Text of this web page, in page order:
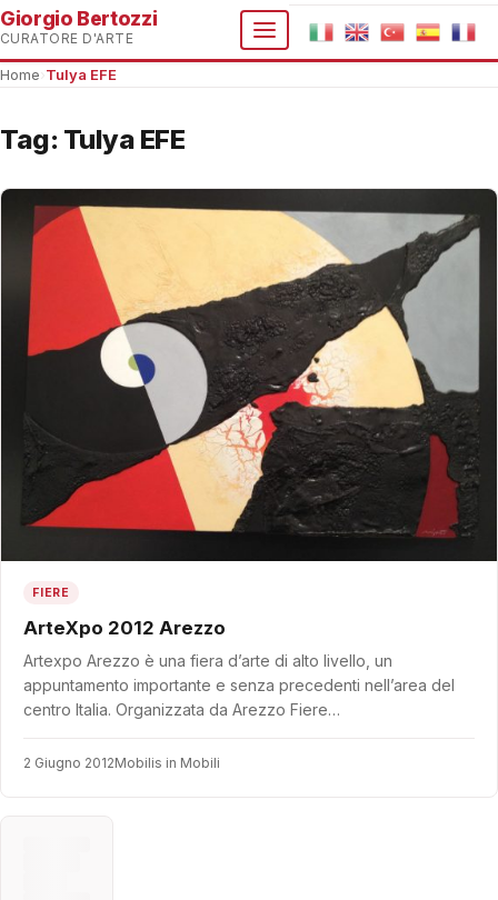
Giorgio Bertozzi
CURATORE D'ARTE
Home Tulya EFE
Tag: Tulya EFE
FIERE
ArteXpo 2012 Arezzo
Artexpo Arezzo è una fiera d’arte di alto livello, un
appuntamento importante e senza precedenti nell’area del
centro Italia. Organizzata da Arezzo Fiere…
2 Giugno 2012Mobilis in Mobili